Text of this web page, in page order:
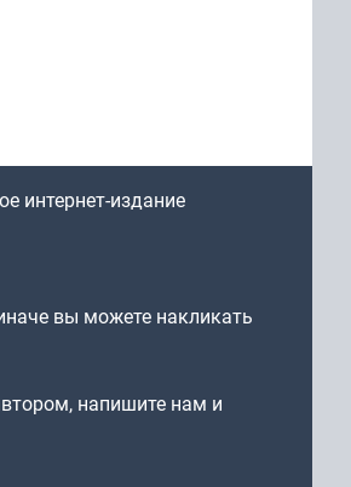
интернет-издание
вы можете накликать
напишите нам и